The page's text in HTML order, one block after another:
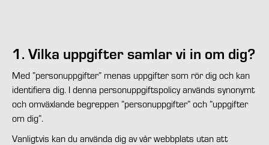
1. Vilka uppgifter samlar vi in om dig?
Med ”personuppgifter” menas uppgifter som rör dig och kan
identifiera dig. I denna personuppgiftspolicy används synonymt
och omväxlande begreppen ”personuppgifter” och ”uppgifter
om dig”.
Vanligtvis kan du använda dig av vår webbplats utan att